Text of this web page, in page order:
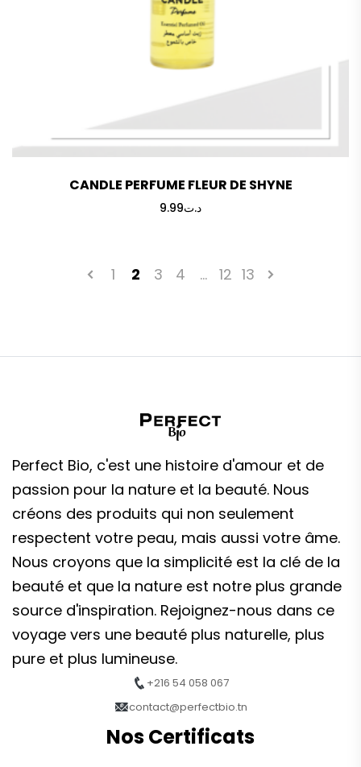
CANDLE PERFUME FLEUR DE SHYNE
د.ت9.99
1 2 3 4 … 12 13
Perfect Bio, c'est une histoire d'amour et de
passion pour la nature et la beauté. Nous
créons des produits qui non seulement
respectent votre peau, mais aussi votre âme.
Nous croyons que la simplicité est la clé de la
beauté et que la nature est notre plus grande
source d'inspiration. Rejoignez-nous dans ce
voyage vers une beauté plus naturelle, plus
pure et plus lumineuse.
+216 54 058 067
contact@perfectbio.tn
Nos Certificats